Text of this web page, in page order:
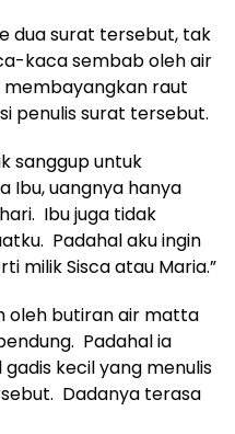
dua surat tersebut, tak
kaca sembab oleh air
raut
penulis surat tersebut.
sanggup untuk
Ibu, uangnya hanya
Ibu juga tidak
Padahal aku ingin
milik Sisca atau Maria.”
oleh butiran air matta
Padahal ia
kecil yang menulis
Dadanya terasa